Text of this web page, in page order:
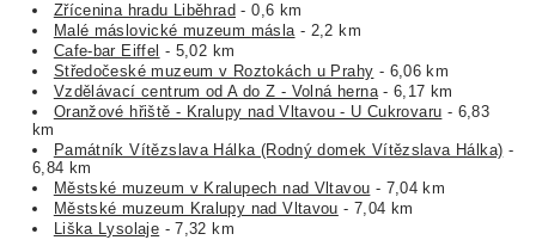
Zřícenina hradu Liběhrad - 0,6 km
Malé máslovické muzeum másla- 2,2 km
Cafe-bar Eiffel - 5,02 km
Středočeské muzeum v Roztokách u Prahy - 6,06 km
Vzdělávací centrum od A do Z - Volná herna- 6,17 km
Oranžové hřiště - Kralupy nad Vltavou - U Cukrovaru - 6,83
km
Památník Vítězslava Hálka (Rodný domek Vítězslava Hálka) -
6,84 km
Městské muzeum v Kralupech nad Vltavou - 7,04 km
Městské muzeum Kralupy nad Vltavou - 7,04 km
Liška Lysolaje - 7,32 km